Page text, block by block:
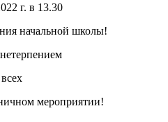
г. в 13.30
начальной школы!
всех
мероприятии!